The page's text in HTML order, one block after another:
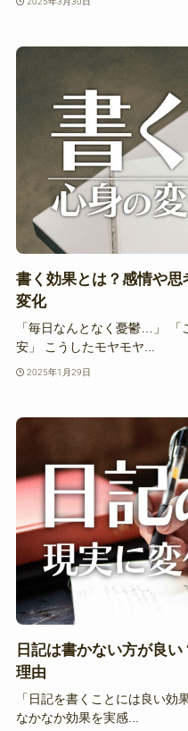
書く効果とは？感情や
変化
「毎日なんとなく憂鬱…」
安」 こうしたモヤモヤ...
2025年1月29日
日記は書かない方が良
理由
「日記を書くことには良い効
なかなか効果を実感...